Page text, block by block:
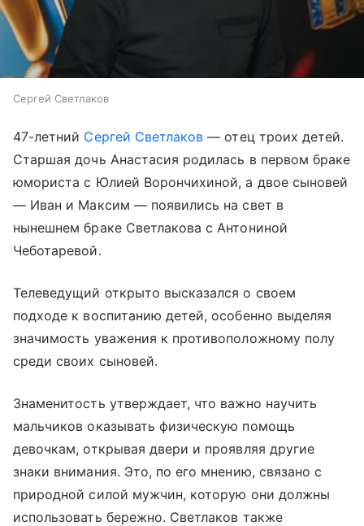
Сергей Светлаков
47-летний Сергей Светлаков — отец троих детей.
Старшая дочь Анастасия родилась в первом браке
юмориста с Юлией Ворончихиной, а двое сыновей
— Иван и Максим — появились на свет в
нынешнем браке Светлакова с Антониной
Чеботаревой.
Телеведущий открыто высказался о своем
подходе к воспитанию детей, особенно выделяя
значимость уважения к противоположному полу
среди своих сыновей.
Знаменитость утверждает, что важно научить
мальчиков оказывать физическую помощь
девочкам, открывая двери и проявляя другие
знаки внимания. Это, по его мнению, связано с
природной силой мужчин, которую они должны
использовать бережно. Светлаков также